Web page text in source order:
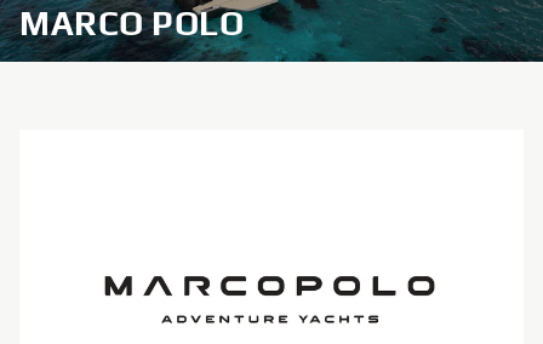
MARCO POLO